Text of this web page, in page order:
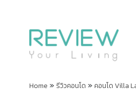
Home » รีวิวคอนโด »คอนโด Villa